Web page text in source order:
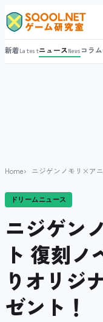
新着LatestニュースNews コラム
Home ニジゲンノモリ×ア
ドリームニュース
ニジゲン
ト 復刻ノ
りオリジ
ゼント！